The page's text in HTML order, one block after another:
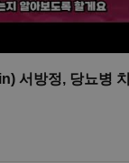
서방정, 당뇨병